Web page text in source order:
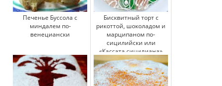
Печенье Буссола с
миндалем по-
венециански
Бисквитный торт с
рикоттой, шоколадом и
марципаном по-
сицилийски или
«Кассата сицилиана»